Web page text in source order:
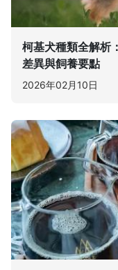
柯基犬種類全解析
差異與飼養要點
2026年02月10日